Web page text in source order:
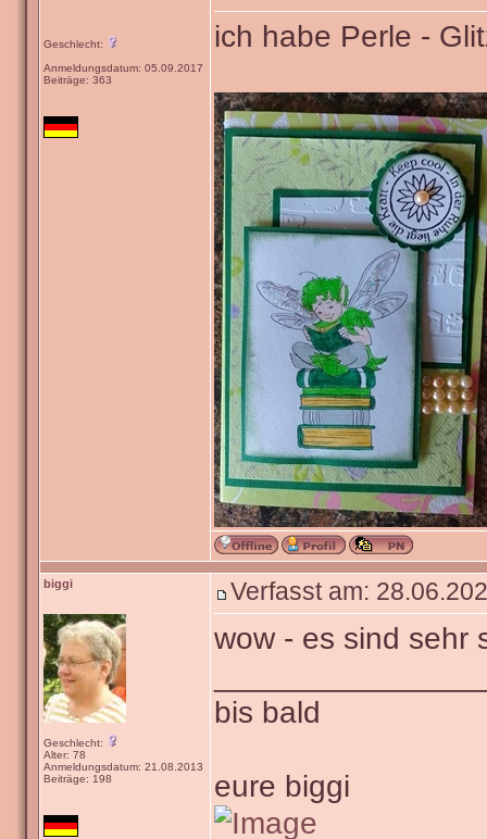
Geschlecht:
Anmeldungsdatum: 05.09.2017
Beiträge: 363
ich habe Perle -
biggi
Geschlecht:
Alter: 78
Anmeldungsdatum: 21.08.2013
Beiträge: 198
Verfasst am:
wow - es sind sehr
bis bald
eure biggi